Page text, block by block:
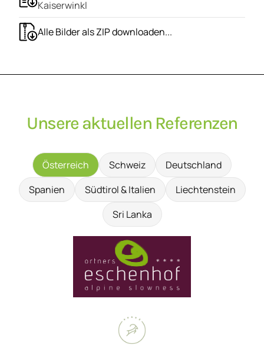
Kaiserwinkl
Alle Bilder als ZIP downloaden...
Unsere aktuellen Referenzen
Österreich Schweiz
Deutschland
Spanien
Südtirol & Italien
Liechtenstein
Sri Lanka